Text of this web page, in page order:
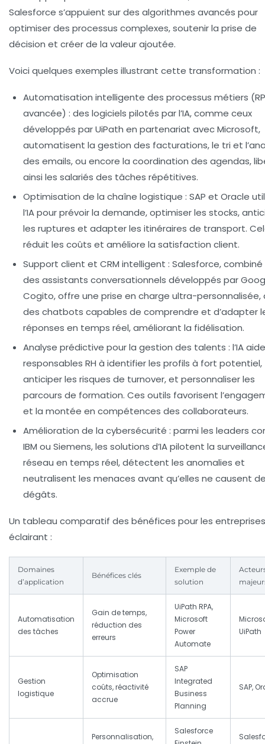
Salesforce s’appuient sur des algorithmes avancés pour
optimiser des processus complexes, soutenir la prise de
décision et créer de la valeur ajoutée.
Voici quelques exemples illustrant cette transformation :
Automatisation intelligente des processus métiers
avancée) : des logiciels pilotés par l’IA, comme ceux
développés par UiPath en partenariat avec Microsoft,
automatisent la gestion des facturations, le tri et
des emails, ou encore la coordination des agendas,
ainsi les salariés des tâches répétitives.
Optimisation de la chaîne logistique : SAP et Oracle
l’IA pour prévoir la demande, optimiser les stocks,
les ruptures et adapter les itinéraires de transport.
réduit les coûts et améliore la satisfaction client.
Support client et CRM intelligent : Salesforce, combiné
des assistants conversationnels développés par
Cogito, offre une prise en charge ultra-personnalisée,
des chatbots capables de comprendre et d’adapter
réponses en temps réel, améliorant la fidélisation.
Analyse prédictive pour la gestion des talents : l’IA
responsables RH à identifier les profils à fort potentiel,
anticiper les risques de turnover, et personnaliser les
parcours de formation. Ces outils favorisent
et la montée en compétences des collaborateurs.
Amélioration de la cybersécurité : parmi les leaders
IBM ou Siemens, les solutions d’IA pilotent la
réseau en temps réel, détectent les anomalies et
neutralisent les menaces avant qu’elles ne causent
dégâts.
Un tableau comparatif des bénéfices pour les
éclairant :
Domaines
d’application
Bénéfices clés
Exemple de
solution
Automatisation
des tâches
Gain de temps,
réduction des
erreurs
UiPath RPA,
Microsoft
Power
Automate
UiPath
Gestion
logistique
Optimisation
coûts, réactivité
accrue
SAP
Integrated
Business
Planning
SAP,
Personnalisation,
Salesforce